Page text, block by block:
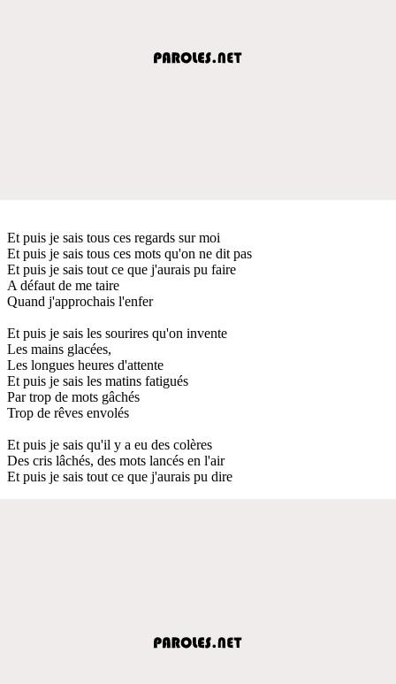
Et puis je sais tous ces regards sur moi
Et puis je sais tous ces mots qu'on ne dit pas
Et puis je sais tout ce que j'aurais pu faire
A défaut de me taire
Quand j'approchais l'enfer
Et puis je sais les sourires qu'on invente
Les mains glacées,
Les longues heures d'attente
Et puis je sais les matins fatigués
Par trop de mots gâchés
Trop de rêves envolés
Et puis je sais qu'il y a eu des colères
Des cris lâchés, des mots lancés en l'air
Et puis je sais tout ce que j'aurais pu dire